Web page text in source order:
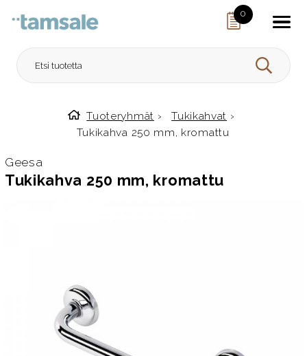
0
HAE
Etusivulle
Tuoteryhmät › Tukikahvat ›
Tukikahva 250 mm, kromattu
Geesa
Tukikahva 250 mm, kromattu